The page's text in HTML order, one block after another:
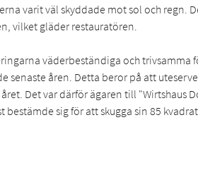
varit väl skyddade mot sol och regn.
vilket gläder restauratören.
väderbeständiga och trivsamma
senaste åren. Detta beror på att
Det var därför ägaren till "Wirtshaus
bestämde sig för att skugga sin 85